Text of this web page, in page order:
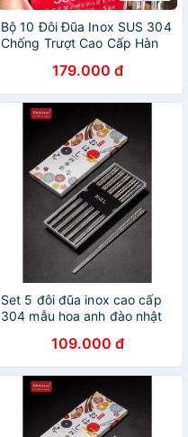
Bộ 10 Đôi Đũa Inox SUS 304
Chống Trượt Cao Cấp Hàn
179.000 đ
Set 5 đôi đũa inox cao cấp
304 mẫu hoa anh đào nhật
109.000 đ